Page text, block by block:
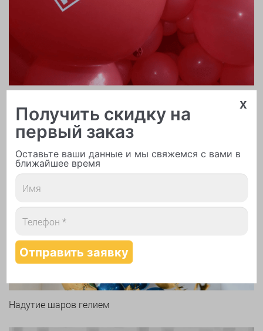
Надутие шаров гелием
x
Получить скидку на
первый заказ
Оставьте ваши данные и мы свяжемся с вами в
ближайшее время